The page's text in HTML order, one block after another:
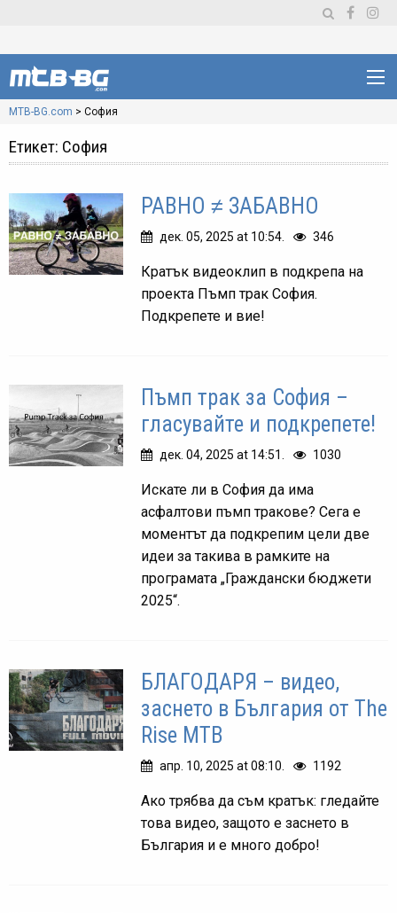
MTB-BG.com > София
Етикет: София
РАВНО ≠ ЗАБАВНО
дек. 05, 2025 at 10:54. 346
Кратък видеоклип в подкрепа на
проекта Пъмп трак София.
Подкрепете и вие!
Пъмп трак за София –
гласувайте и подкрепете!
дек. 04, 2025 at 14:51. 1030
Искате ли в София да има
асфалтови пъмп тракове? Сега е
моментът да подкрепим цели две
идеи за такива в рамките на
програмата „Граждански бюджети
2025“.
БЛАГОДАРЯ – видео,
заснето в България от The
Rise MTB
апр. 10, 2025 at 08:10. 1192
Ако трябва да съм кратък: гледайте
това видео, защото е заснето в
България и е много добро!